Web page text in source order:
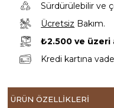
Sürdürülebilir ve
Ücretsiz Bakım.
₺2.500 ve üzeri
Kredi kartına
ÜRÜN ÖZELLIKLERI